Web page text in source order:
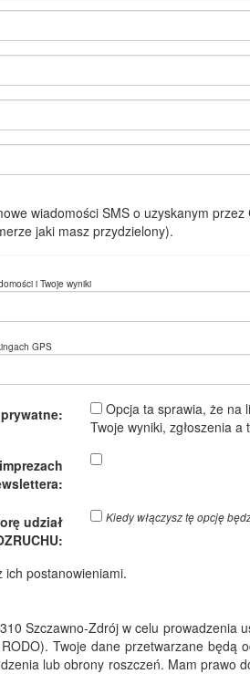
wiadomości SMS o uzyskanym
jaki masz przydzielony).
i Twoje wyniki
GPS
Opcja ta sprawia, że na
Twoje wyniki, zgłoszenia
udział
Kiedy włączysz tę opcję
ich postanowieniami.
Szczawno-Zdrój w celu prowadzenia
Twoje dane przetwarzane będą
lub obrony roszczeń. Mam prawo